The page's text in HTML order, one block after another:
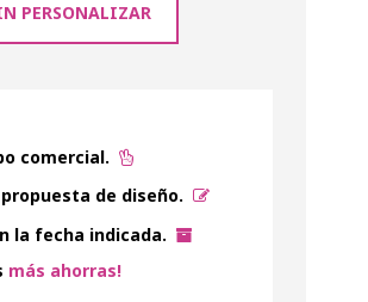
PERSONALIZAR
comercial.
de diseño.
la fecha indicada.
más ahorras!